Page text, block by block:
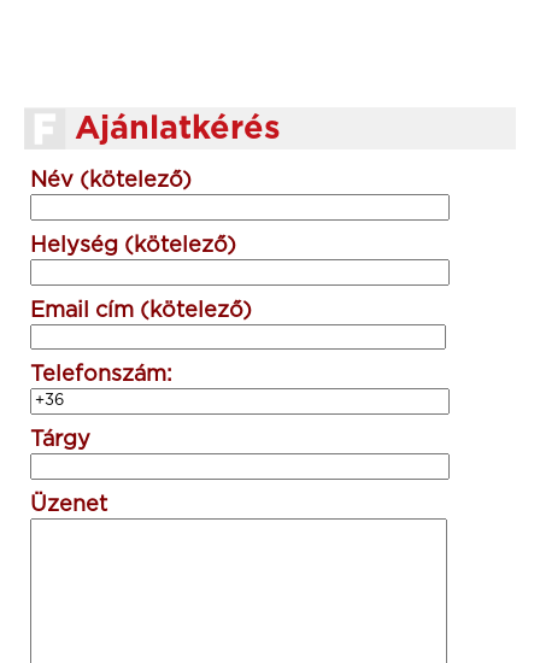
Ajánlatkérés
Név (kötelező)
Helység (kötelező)
Email cím (kötelező)
Telefonszám:
Tárgy
Üzenet